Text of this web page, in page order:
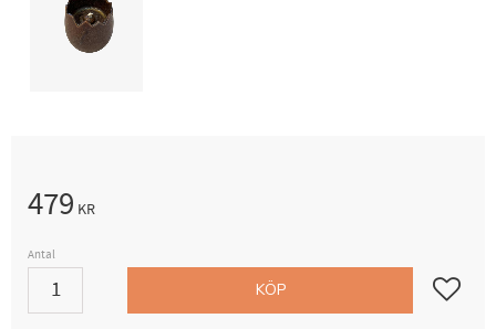
479 KR
Antal
KÖP Lägg till